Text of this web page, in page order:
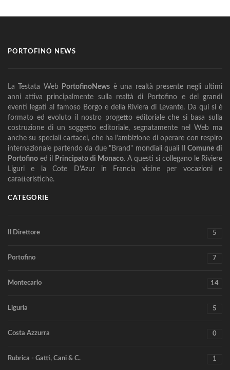
PORTOFINO NEWS
La Testata Web PortofinoNews è una realtà presente negli ultimi
anni attiva principalmente sulla realtà di Portofino e dei grandi
eventi legati al famoso Borgo e della Riviera di Levante. Da qui si è
formato ed evoluto il nostro progetto editoriale che si basa sulla
costruzione di un soggetto editoriale, segnatamente nel Web ma
anche su speciali cartacei, che ha l'ambizione di operare con respiro
internazionale partendo da due "Brand" mondiali quali IlComune di
Portofino ed il Principato di Monaco. A questi si collegano le Riviere
Liguri e la Cote D'Azur in Francia vicine per vocazioni e
caratteristiche.
CATEGORIE
Il Direttore 5
Portofino 7
Montecarlo 14
Liguria 5
Costa Azzurra 0
Rubrica - Gatti, Cani & C. 1